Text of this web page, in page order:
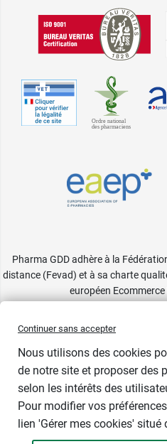
Pharma GDD adhère à la
distance (Fevad) et à sa charte
européen
Continuer sans accepter
Nous utilisons des cookies
de notre site et proposer des
selon les intérêts des
Pour modifier vos
lien 'Gérer mes cookies' situé